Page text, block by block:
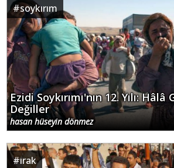
#soykırım
Ezidi Soykırımı'nın 12. Yılı:
Değiller
hasan hüseyin dönmez
#ırak